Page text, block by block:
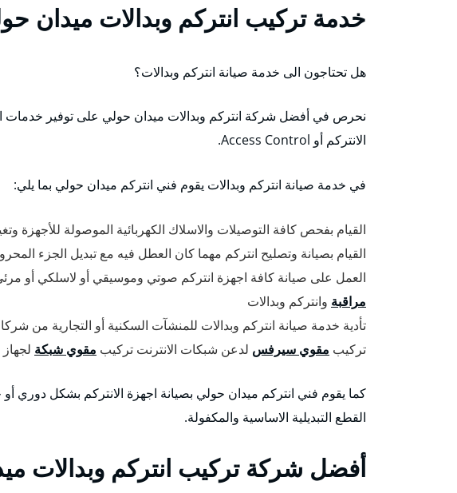
خدمة تركيب انتركم وبدالات ميدان
هل تحتاجون الى خدمة صيانة انتركم وبدالات؟
نحرص في أفضل شركة انتركم وبدالات ميدان حولي على توفير خدمات
الانتركم أو Access Control.
في خدمة صيانة انتركم وبدالات يقوم فني انتركم ميدان حولي بما يلي:
القيام بفحص كافة التوصيلات والاسلاك الكهربائية الموصولة للأجهزة
القيام بصيانة وتصليح انتركم مهما كان العطل فيه مع تبديل الجزء
العمل على صيانة كافة اجهزة انتركم صوتي وموسيقي أو لاسلكي أو
مراقبة وانتركم وبدالات
تأدية خدمة صيانة انتركم وبدالات للمنشآت السكنية أو التجارية من
تركيب مقوي سيرفس لدعن شبكات الانترنت تركيب مقوي شبكة
كما يقوم فني انتركم ميدان حولي بصيانة اجهزة الانتركم بشكل دوري
القطع التبديلية الاساسية والمكفولة.
أفضل شركة تركيب انتركم وبدالات